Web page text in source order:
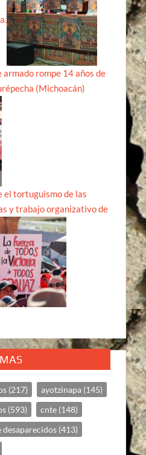
rompe 14 años de
(Michoacán)
el tortuguismo de las
y trabajo organizativo de
(217) ayotzinapa (145)
(593) cnte (148)
desaparecidos (413)